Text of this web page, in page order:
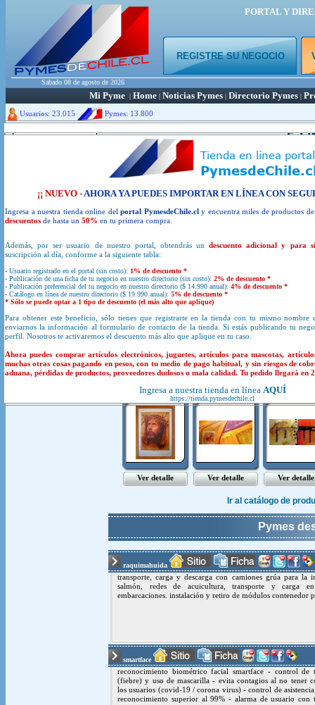
PORTAL Y
REGISTRE SU NEGOCIO
Sabado 08 de agosto de 2026
Mi Pyme | Home | Noticias Pymes | Directorio Pymes |
Usuarios: 23.015 Pymes: 13.800
¡¡ NUEVO -AHORA YA PUEDES IMPORTAR EN LÍNEA CON
Ingresa a nuestra tienda online delportal PymesdeChile.cly encuentra miles de productos
descuentos de hasta un 50% en tu primera compra.
Además, por ser usuario de nuestro portal, obtendrás undescuento adicional y para
suscripción al día, conforme a la siguiente tabla:
- Usuario registrado en el portal (sin costo): 1% de descuento *
- Publicación de una ficha de tu negocio en nuestro directorio (sin costo): 2% de descuento *
- Publicación preferencial del tu negocio en nuestro directorio ($ 14.990 anual): 4% de descuento *
- Catálogo en línea de nuestro directorio ($ 19.990 anual): 5% de descuento *
* Sólo se puede optar a 1 tipo de descuento (el más alto que aplique)
Para obtener este beneficio, sólo tienes que registrarte en la tienda con tu mismo
enviarnos la información al formulario de contacto de la tienda. Si estás publicando tu
perfil. Nosotros te activaremos el descuento más alto que aplique en tu caso.
Ahora puedes comprar artículos electrónicos, juguetes, artículos para mascotas,
muchas otras cosas pagando en pesos, con tu medio de pago habitual, y sin riesgos de
aduana, pérdidas de productos, proveedores dudosos o mala calidad. Tu pedido llegará en
Ingresa a nuestra tienda en línea AQUÍ
https://tienda.pymesdechile.cl
Portal y directorio de
¿ Busca
VER DIRECTORIO PYMES
REGISTRE SU NEGOCIO
Productos y servicios
Ver detalle Ver detalle Ver detalle
Ir al catálogo de
Pymes
raquimahuida
transporte, carga y descarga con camiones grúa para la
salmón, redes de acuicultura, transporte y carga
embarcaciones. instalación y retiro de módulos contenedor
smartface
reconocimiento biométrico facial smartface - control de
(fiebre) y uso de mascarilla - evita contagios al no tener
los usuarios (covid-19 / corona virus) - control de asistencia
reconocimiento superior al 99% - alarma de usuario con